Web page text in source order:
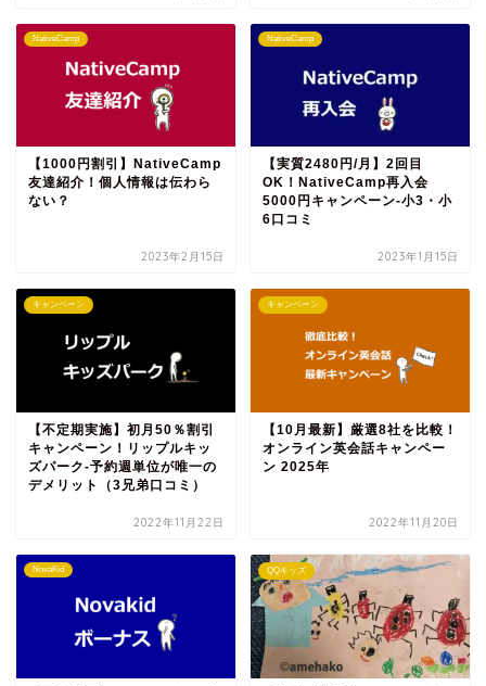
NativeCamp
【1000円割引】NativeCamp
友達紹介！個人情報は伝わら
ない？
2023年2月15日
NativeCamp
【実質2480円/月】2回目
OK！NativeCamp再入会
5000円キャンペーン‐小3・小
6口コミ
2023年1月15日
キャンペーン
【不定期実施】初月50％割引
キャンペーン！リップルキッ
ズパーク‐予約週単位が唯一の
デメリット（3兄弟口コミ）
2022年11月22日
キャンペーン
【10月最新】厳選8社を比較！
オンライン英会話キャンペー
ン 2025年
2022年11月20日
NovaKid QQキッズ